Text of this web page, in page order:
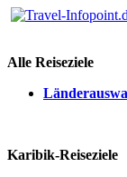
Alle Reiseziele
Karibik-Reiseziele